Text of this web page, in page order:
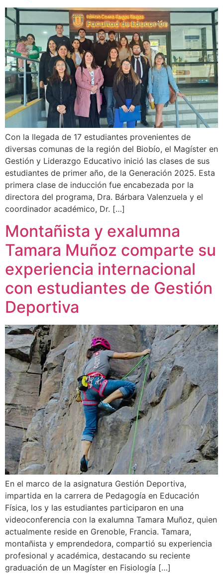
Con la llegada de 17 estudiantes provenientes de
diversas comunas de la región del Biobío, el Magíster en
Gestión y Liderazgo Educativo inició las clases de sus
estudiantes de primer año, de la Generación 2025. Esta
primera clase de inducción fue encabezada por la
directora del programa, Dra. Bárbara Valenzuela y el
coordinador académico, Dr. […]
Montañista y exalumna
Tamara Muñoz comparte su
experiencia internacional
con estudiantes de Gestión
Deportiva
En el marco de la asignatura Gestión Deportiva,
impartida en la carrera de Pedagogía en Educación
Física, los y las estudiantes participaron en una
videoconferencia con la exalumna Tamara Muñoz, quien
actualmente reside en Grenoble, Francia. Tamara,
montañista y emprendedora, compartió su experiencia
profesional y académica, destacando su reciente
graduación de un Magíster en Fisiología […]